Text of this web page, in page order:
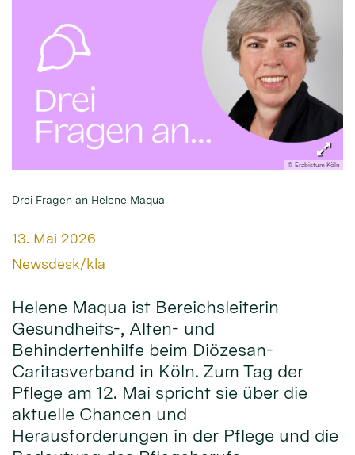
© Erzbistum Köln
Drei Fragen an Helene Maqua
Datum:
13. Mai 2026
Von:
Newsdesk/kla
Helene Maqua ist Bereichsleiterin
Gesundheits-, Alten- und
Behindertenhilfe beim Diözesan-
Caritasverband in Köln. Zum Tag der
Pflege am 12. Mai spricht sie über die
aktuelle Chancen und
Herausforderungen in der Pflege und die